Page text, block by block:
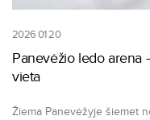
2026 01 20
Panevėžio ledo arena
vieta
Žiema Panevėžyje šiemet